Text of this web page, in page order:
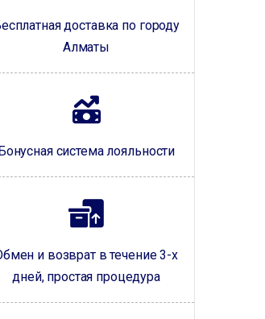
доставка по городу
Алматы
система лояльности
и возврат в течение 3-х
дней, простая процедура